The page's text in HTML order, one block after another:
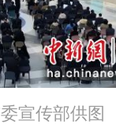
宣传部供图